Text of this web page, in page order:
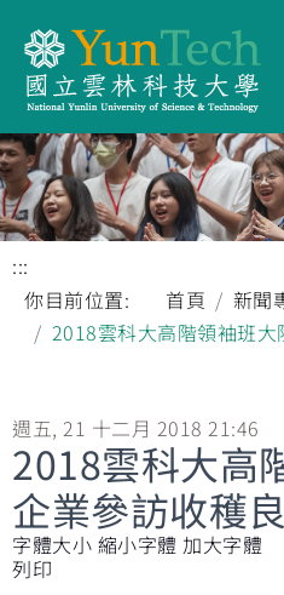
:::
你目前位置:
首頁 新聞
2018雲科大高階領袖班
週五, 21 十二月 2018 21:46
2018雲科大高
企業參訪收穫
字體大小 縮小字體 加大字體
列印